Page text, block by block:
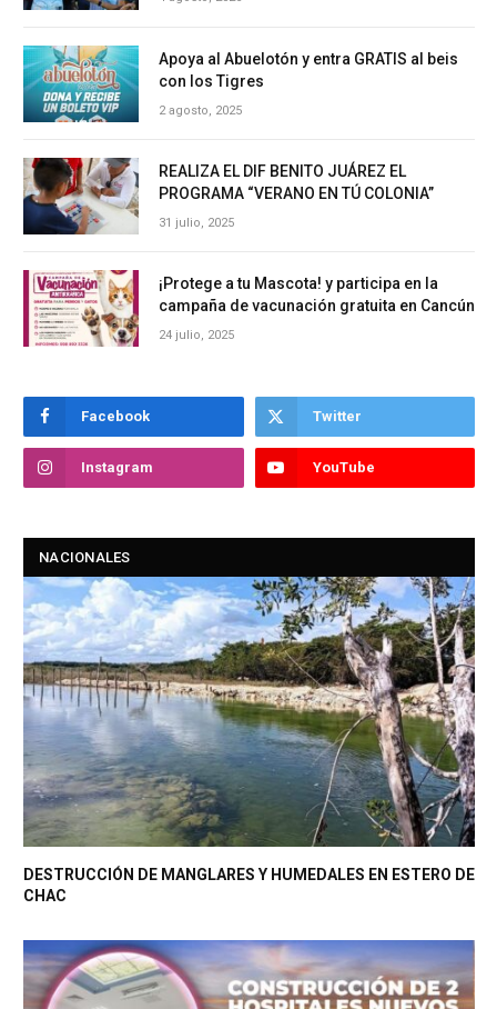
Apoya al Abuelotón y entra GRATIS al beis
con los Tigres
2 agosto, 2025
REALIZA EL DIF BENITO JUÁREZ EL
PROGRAMA “VERANO EN TÚ COLONIA”
31 julio, 2025
¡Protege a tu Mascota! y participa en la
campaña de vacunación gratuita en Cancún
24 julio, 2025
Facebook Twitter
Instagram YouTube
NACIONALES
DESTRUCCIÓN DE MANGLARES Y HUMEDALES EN ESTERO DE
CHAC